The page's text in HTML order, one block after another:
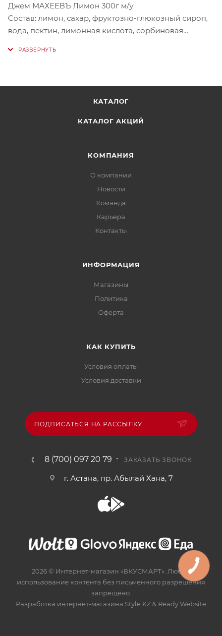
Джем МАХЕЕВЪ Лимон 300г м/у
Состав: лимон, сахар, фруктозно-глюкозный сироп,
вода, пектин, лимонная кислота, сорбиновая
Хранить: при t от 0'C до +25'C и относительной
влажности не более 75%. Срок годности 12 месяцев.
КАТАЛОГ
КАТАЛОГ АКЦИЙ
КОМПАНИЯ
О компании
Новости
Команда
Карьера
Контакты
ИНФОРМАЦИЯ
Магазины
Политика
Офертa
КАК КУПИТЬ
Условия оплаты
Условия доставки
ПОДПИСАТЬСЯ НА РАССЫЛКУ
8 (700) 097 20 79 ЗАКАЗАТЬ ЗВОНОК
г. Астана, пр. Абылай Хана, 7
2026 © Интернет-магазин «ВКУСМАРТ». Любое
использование контента без письменного разрешения
запрещено.
Разработка интернет-магазина Style.KZ& Ready.Website